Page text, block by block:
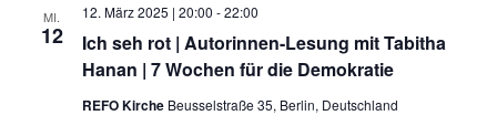
MI.
12
Ich seh rot | Autorinnen-Lesung mit Tabitha
Hanan | 7 Wochen für die Demokratie
12. März 2025 | 20:00 -22:00
REFO Kirche Beusselstraße 35, Berlin, Deutschland